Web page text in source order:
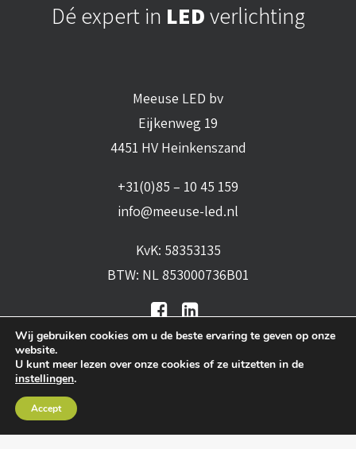
Dé expert in LEDverlichting
Meeuse LED bv
Eijkenweg 19
4451 HV Heinkenszand
+31(0)85 – 10 45 159
info@meeuse-led.nl
KvK: 58353135
BTW: NL 853000736B01
leveringsvoorwaarden
Wij gebruiken cookies om u de beste ervaring te geven op onze
website.
U kunt meer lezen over onze cookies of ze uitzetten in de
instellingen.
Accept